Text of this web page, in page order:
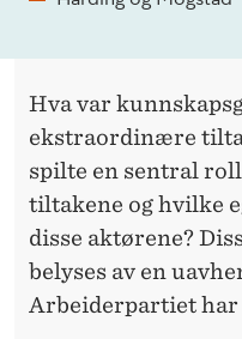
Hva var
ekstraordinære
spilte en sentral
tiltakene og hvilke
disse aktørene?
belyses av en
Arbeiderpartiet